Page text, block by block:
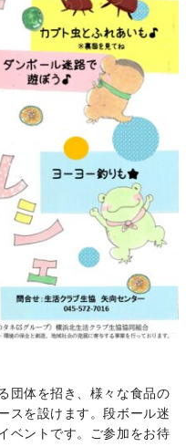
団体を招き、様々な食品の
スを設けます。段ボール迷
ベントです。ご参加をお待